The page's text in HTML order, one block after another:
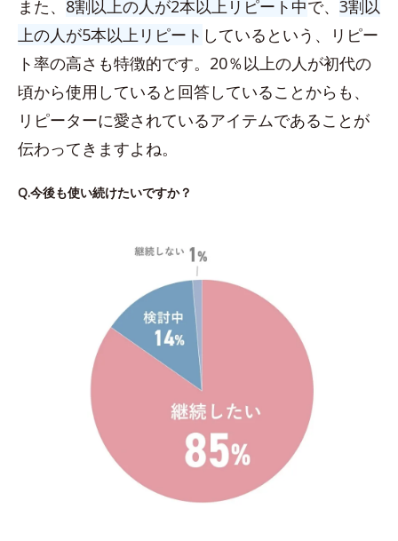
また、 8割以上の人が2本以上リピート中で、 3割以
上の人が5本以上リピート しているという、リピー
ト率の高さも特徴的です。20％以上の人が初代の
頃から使用していると回答していることからも、
リピーターに愛されているアイテムであることが
伝わってきますよね。
Q.今後も使い続けたいですか？